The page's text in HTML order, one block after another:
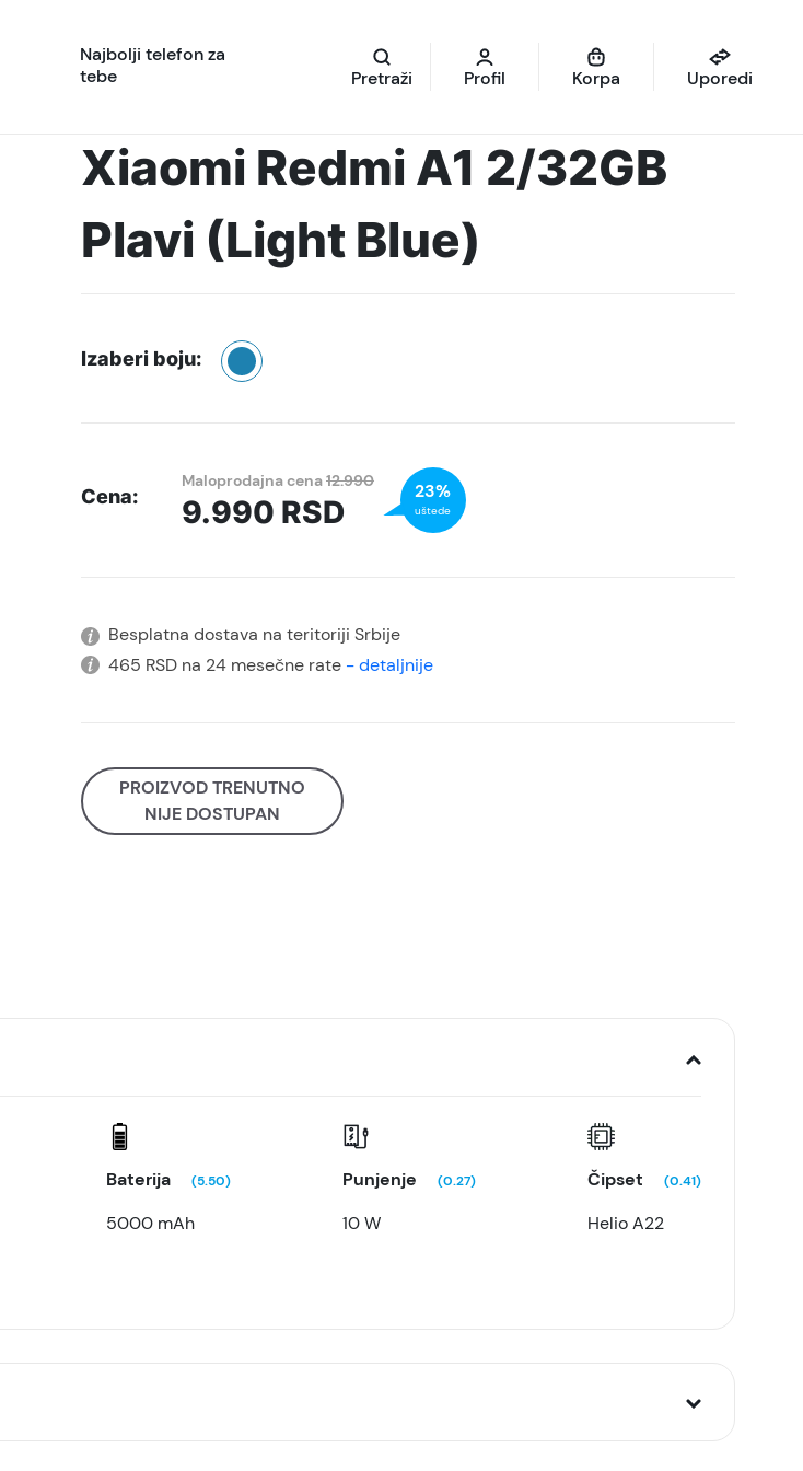
Najbolji telefon za
tebe
Pretraži Profil Korpa Uporedi
Xiaomi Redmi A1 2/32GB
Plavi (Light Blue)
Izaberi boju:
Cena:
Maloprodajna cena12.990
9.990 RSD
23%
uštede
Besplatna dostava na teritoriji Srbije
465 RSD na 24 mesečne rate- detaljnije
PROIZVOD TRENUTNO
NIJE DOSTUPAN
Baterija (5.50)
5000 mAh
Punjenje (0.27)
10 W
Čipset (0.41)
Helio A22